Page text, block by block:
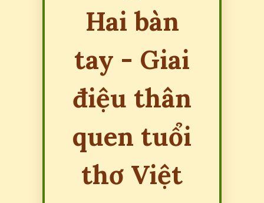
Hai bàn
tay - Giai
điệu thân
quen tuổi
thơ Việt